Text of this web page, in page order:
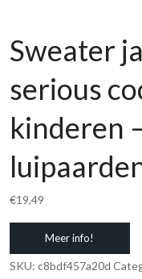
Sweater
serious
kinderen
€19,49
Meer info!
SKU: c8bdf457a20d